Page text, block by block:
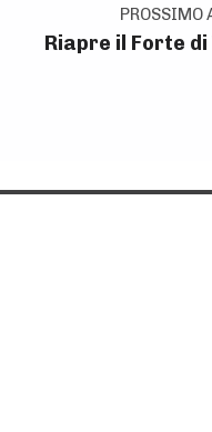
PROSSIMO
Riapre il Forte di